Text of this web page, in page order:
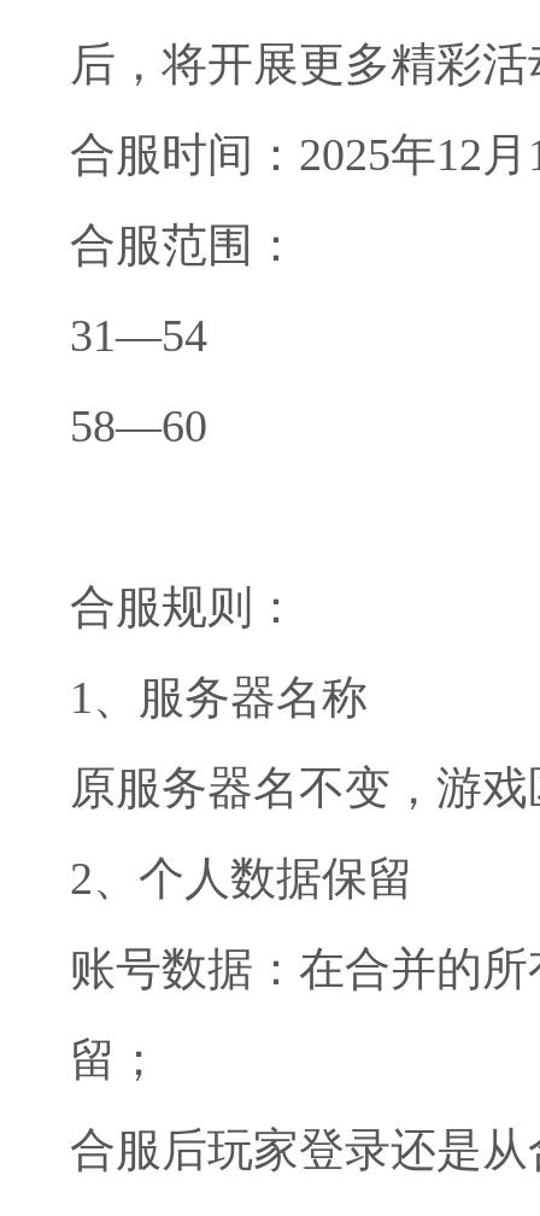
后，将开展更多精彩
合服时间：2025年12月
合服范围：
31—54
58—60
合服规则：
1、服务器名称
原服务器名不变，游
2、个人数据保留
账号数据：在合并的
留；
合服后玩家登录还是